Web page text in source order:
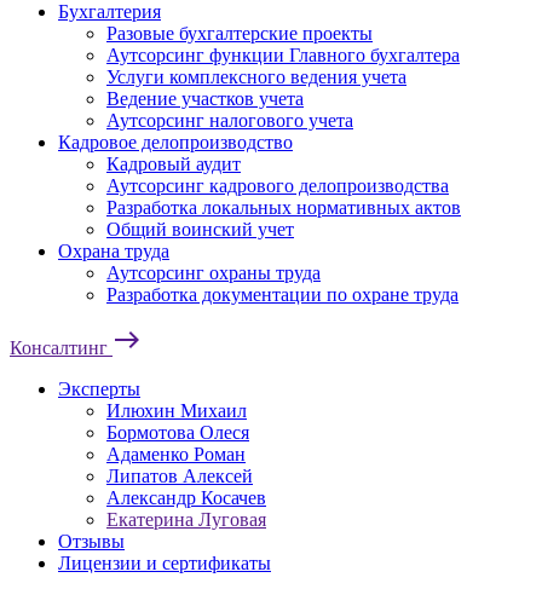
Бухгалтерия
Разовые бухгалтерские проекты
Аутсорсинг функции Главного бухгалтера
Услуги комплексного ведения учета
Ведение участков учета
Аутсорсинг налогового учета
Кадровое делопроизводство
Кадровый аудит
Аутсорсинг кадрового делопроизводства
Разработка локальных нормативных актов
Общий воинский учет
Охрана труда
Аутсорсинг охраны труда
Разработка документации по охране труда
Консалтинг east
Эксперты
Илюхин Михаил
Бормотова Олеся
Адаменко Роман
Липатов Алексей
Александр Косачев
Екатерина Луговая
Отзывы
Лицензии и сертификаты